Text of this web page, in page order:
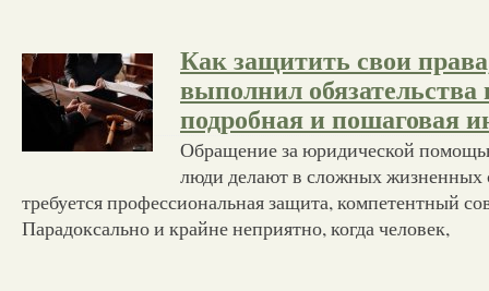
Как защитить свои
выполнил обязательства
подробная и пошаговая
Обращение за юридической
люди делают в сложных жизненных
требуется профессиональная защита, компетентный
Парадоксально и крайне неприятно, когда человек,